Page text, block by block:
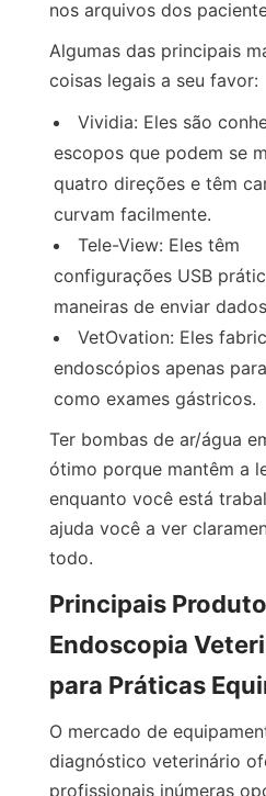
nos arquivos dos
Algumas das principais
coisas legais a seu favor:
Vividia: Eles são
escopos que podem se
quatro direções e têm
curvam facilmente.
Tele-View: Eles têm
configurações USB
maneiras de enviar
VetOvation: Eles
endoscópios apenas
como exames gástricos.
Ter bombas de ar/água
ótimo porque mantêm a
enquanto você está
ajuda você a ver
todo.
Principais
Endoscopia
para Práticas
O mercado de
diagnóstico veterinário
profissionais inúmeras